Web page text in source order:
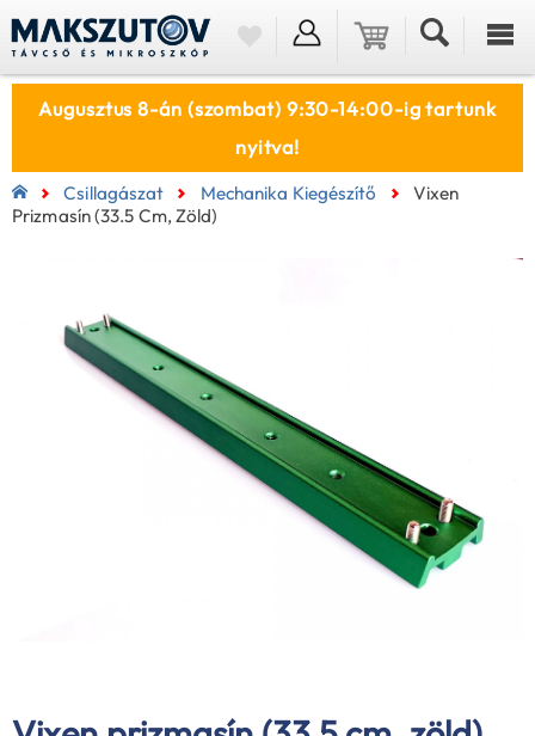
Augusztus 8-án (szombat) 9:30-14:00-ig tartunk
nyitva!
Csillagászat Mechanika Kiegészítő
Vixen
Prizmasín (33.5 Cm, Zöld)